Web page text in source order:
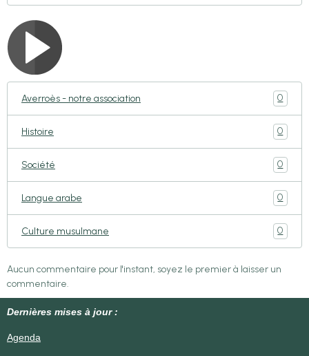
Averroès - notre association 0
Histoire 0
Société 0
Langue arabe 0
Culture musulmane 0
Aucun commentaire pour l'instant, soyez le premier à laisser un
commentaire.
Dernières mises à jour :
Agenda